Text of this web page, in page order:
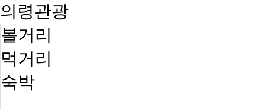
의령관광
볼거리
먹거리
숙박